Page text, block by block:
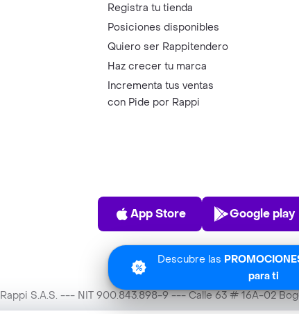
Descubre las
para ti
Registra tu tienda
Posiciones disponibles
Quiero ser Rappitendero
Haz crecer tu marca
Incrementa tus ventas
con Pide por Rappi
App Store
App Store
Play
Google play
Rappi S.A.S. --- NIT 900.843.898-9 --- Calle 63 # 16A-02